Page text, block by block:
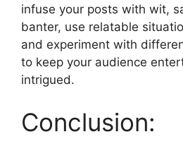
infuse your posts with wit,
banter, use relatable
and experiment with
to keep your audience
intrigued.
Conclusion: